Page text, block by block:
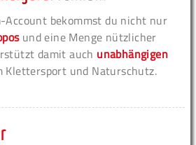
Account bekommst du nicht nur
und eine Menge nützlicher
damit auch unabhängigen
Klettersport und Naturschutz.